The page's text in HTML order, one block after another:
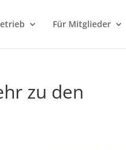
Für Mitglieder
zu den